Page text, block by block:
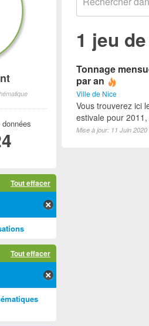
1 jeu
Tonnage
par an
Ville de Nice
Vous trouverez ici
estivale pour
Mise à jour: 11 Juin 2020
Tout effacer
Tout effacer